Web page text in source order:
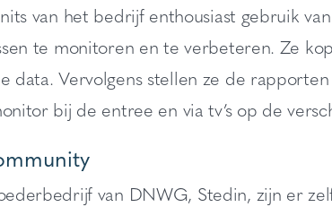
van het bedrijf enthousiast gebruik
te monitoren en te verbeteren. Ze
data. Vervolgens stellen ze de
bij de entree en via tv’s op de
van DNWG, Stedin, zijn er